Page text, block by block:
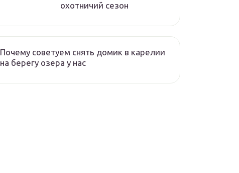
охотничий сезон
Почему советуем снять домик в карелии
на берегу озера у нас